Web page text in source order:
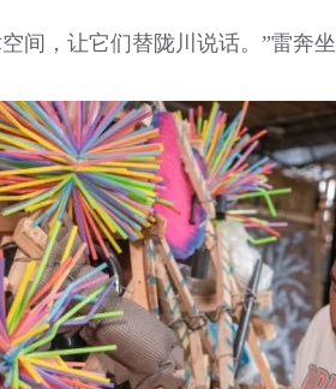
间，让它们替陇川说话。”雷奔